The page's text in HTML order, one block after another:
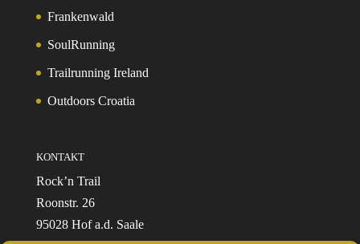
Frankenwald
SoulRunning
Trailrunning Ireland
Outdoors Croatia
KONTAKT
Rock’n Trail
Roonstr. 26
95028 Hof a.d. Saale